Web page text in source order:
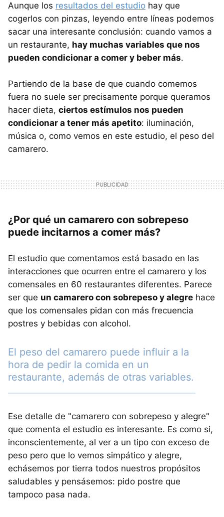
Aunque los resultados del estudio hay que
cogerlos con pinzas, leyendo entre líneas podemos
sacar una interesante conclusión: cuando vamos a
un restaurante, hay muchas variables que nos
pueden condicionar a comer y beber más.
Partiendo de la base de que cuando comemos
fuera no suele ser precisamente porque queramos
hacer dieta, ciertos estímulos nos pueden
condicionar a tener más apetito: iluminación,
música o, como vemos en este estudio, el peso del
camarero.
¿Por qué un camarero con sobrepeso
puede incitarnos a comer más?
El estudio que comentamos está basado en las
interacciones que ocurren entre el camarero y los
comensales en 60 restaurantes diferentes. Parece
ser que un camarero con sobrepeso y alegre hace
que los comensales pidan con más frecuencia
postres y bebidas con alcohol.
El peso del camarero puede influir a la
hora de pedir la comida en un
restaurante, además de otras variables.
Ese detalle de "camarero con sobrepeso y alegre"
que comenta el estudio es interesante. Es como si,
inconscientemente, al ver a un tipo con exceso de
peso pero que lo vemos simpático y alegre,
echásemos por tierra todos nuestros propósitos
saludables y pensásemos: pido postre que
tampoco pasa nada.